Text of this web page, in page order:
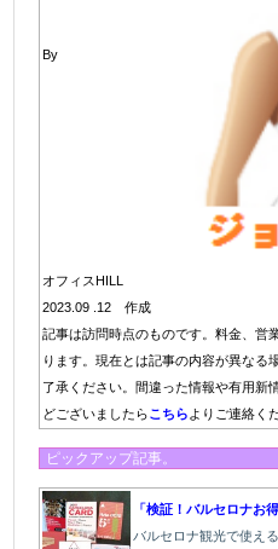
By
オフィスHILL
2023.09 .12 作成
記事は訪問時点のものです。料金、営
ります。現在とは記事の内容が異なる
了承ください。間違った情報や有用新
どございましたらこちら よりご連絡く
ピックアップ記事。
「検証！バルセロナお
バルセロナ観光で使え